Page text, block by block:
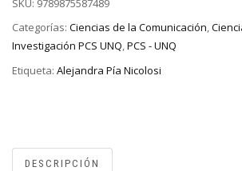
SKU: 9789875587489
Categorías: Ciencias de la Comunicación,
Investigación PCS UNQ,PCS - UNQ
Etiqueta: Alejandra Pía Nicolosi
DESCRIPCIÓN